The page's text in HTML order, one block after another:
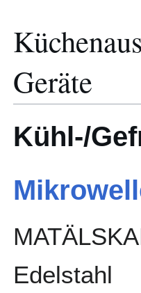
Geräte
Kühl-/
Edelstahl